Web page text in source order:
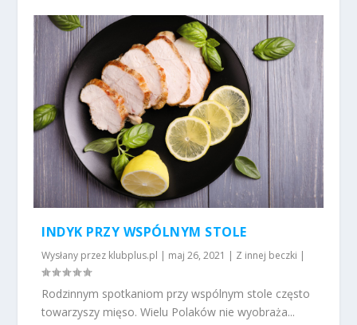
INDYK PRZY WSPÓLNYM STOLE
Wysłany przez klubplus.pl | maj 26, 2021 | Z innej beczki |
Rodzinnym spotkaniom przy wspólnym stole często
towarzyszy mięso. Wielu Polaków nie wyobraża...